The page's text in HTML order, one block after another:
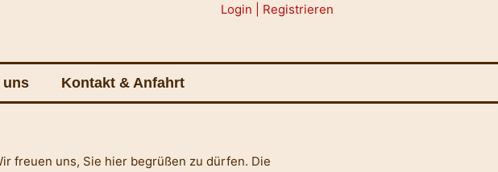
Login | Registrieren
uns Kontakt & Anfahrt
freuen uns, Sie hier begrüßen zu dürfen. Die